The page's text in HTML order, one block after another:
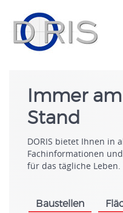
Immer
Stand
DORIS bietet Ihnen in
Fachinformationen
für das tägliche Leben.
Baustellen